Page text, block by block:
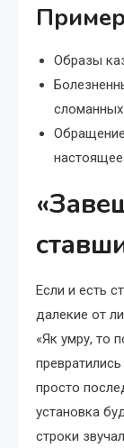
Образы
настоящее.
Если и есть
далекие от
«Як умру, то
просто
установка
строки